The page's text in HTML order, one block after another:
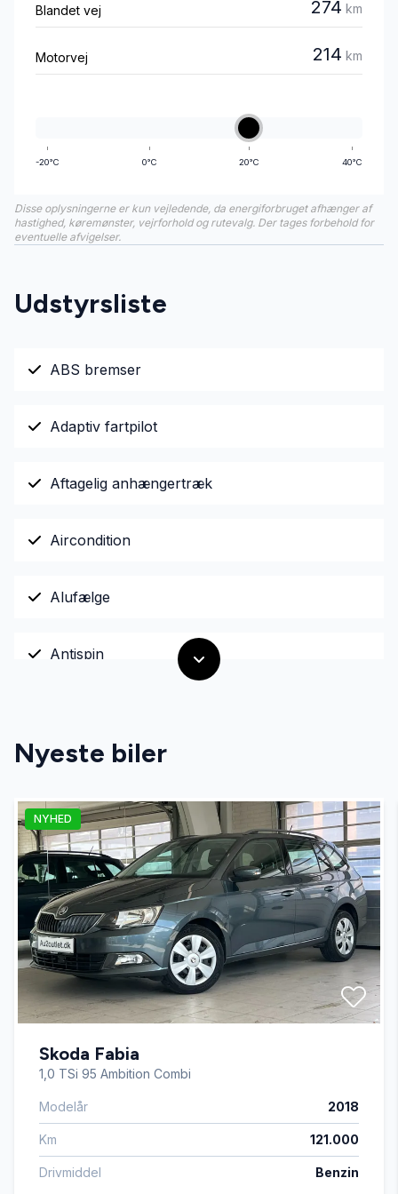
Blandet vej 274 km
Motorvej 214 km
-20°C 0°C 20°C 40°C
Disse oplysningerne er kun vejledende, da energiforbruget afhænger af
hastighed, køremønster, vejrforhold og rutevalg. Der tages forbehold for
eventuelle afvigelser.
Udstyrsliste
ABS bremser
Adaptiv fartpilot
Aftagelig anhængertræk
Aircondition
Alufælge
Antispin
Auto nedblændelig bakspejl
Automatgear
Automatisk lys
Automatisk nødbremse
AUX tilslutning
Bakkamera
Blind vinkel detektion
Bluetooth
Nyeste biler
NYHED
Skoda Fabia
1,0 TSi 95 Ambition Combi
Modelår 2018
Km 121.000
Drivmiddel Benzin